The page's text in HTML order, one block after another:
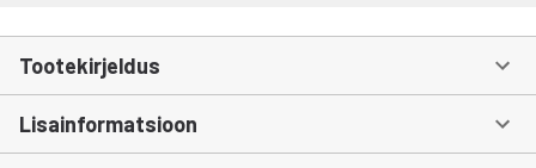
Tootekirjeldus
Lisainformatsioon